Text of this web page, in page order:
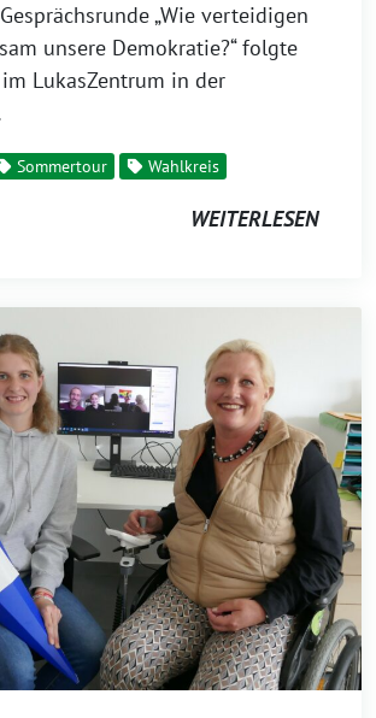
„Wie verteidigen
unsere Demokratie?“ folgte
LukasZentrum in der
Sommertour Wahlkreis
WEITERLESEN